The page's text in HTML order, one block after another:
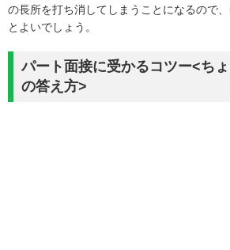
の長所を打ち消してしまうことになるので
とよいでしょう。
パート面接に受かるコツー<ち
の答え方>